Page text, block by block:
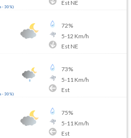
- 30 %)
Est NE
72%
5-12 Km/h
Est NE
- 30 %)
73%
5-11 Km/h
Est
75%
5-11 Km/h
Est